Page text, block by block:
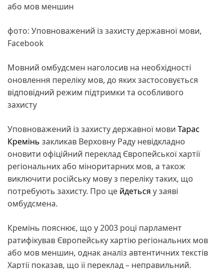
або мов меншин
фото: Уповноважений із захисту державної мови,
Facebook
Мовний омбудсмен наголосив на необхідності
оновлення переліку мов, до яких застосовується
відповідний режим підтримки та особливого
захисту
Уповноважений із захисту державної мови Тарас
Кремінь закликав Верховну Раду невідкладно
оновити офіційний переклад Європейської хартії
регіональних або міноритарних мов, а також
виключити російську мову з переліку таких, що
потребують захисту. Про це йдеться у заяві
омбудсмена.
Кремінь пояснює, що у 2003 році парламент
ратифікував Європейську хартію регіональних мов
або мов меншин, однак аналіз автентичних текстів
Хартії показав, що її переклад – неправильний.